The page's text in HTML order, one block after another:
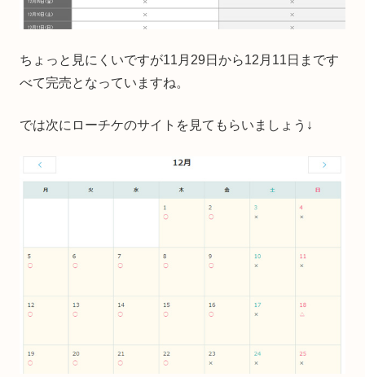
ちょっと見にくいですが11月29日から12月11日まです
べて完売となっていますね。
では次にローチケのサイトを見てもらいましょう↓